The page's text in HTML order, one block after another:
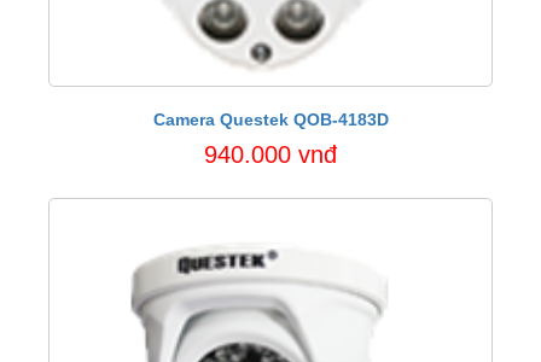
Camera Questek QOB-4183D
940.000 vnđ